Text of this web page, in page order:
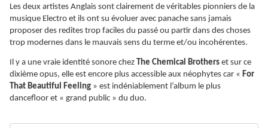
Les deux artistes Anglais sont clairement de véritables pionniers de la
musique Electro et ils ont su évoluer avec panache sans jamais
proposer des redites trop faciles du passé ou partir dans des choses
trop modernes dans le mauvais sens du terme et/ou incohérentes.
Il y a une vraie identité sonore chez The Chemical Brothers et sur ce
dixième opus, elle est encore plus accessible aux néophytes car « For
That Beautiful Feeling » est indéniablement l’album le plus
dancefloor et « grand public » du duo.